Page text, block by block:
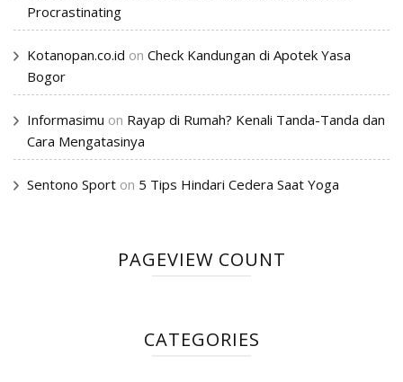
Procrastinating
Kotanopan.co.id on Check Kandungan di Apotek Yasa
Bogor
Informasimu on Rayap di Rumah? Kenali Tanda-Tanda dan
Cara Mengatasinya
Sentono Sport on 5 Tips Hindari Cedera Saat Yoga
PAGEVIEW COUNT
CATEGORIES